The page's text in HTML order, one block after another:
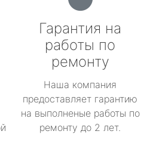
Гарантия на
работы по
ремонту
Наша компания
предоставляет гарантию
на выполненые работы по
ремонту до 2 лет.